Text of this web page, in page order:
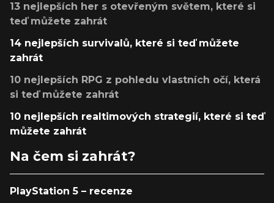
13 nejlepších her s otevřeným světem, které si
teď můžete zahrát
14 nejlepších survivalů, které si teď můžete
zahrát
10 nejlepších RPG z pohledu vlastních očí, která
si teď můžete zahrát
10 nejlepších realtimových strategií, které si teď
můžete zahrát
Na čem si zahrát?
PlayStation 5 – recenze